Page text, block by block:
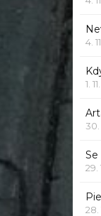
4.
1.
30.
29.
28.